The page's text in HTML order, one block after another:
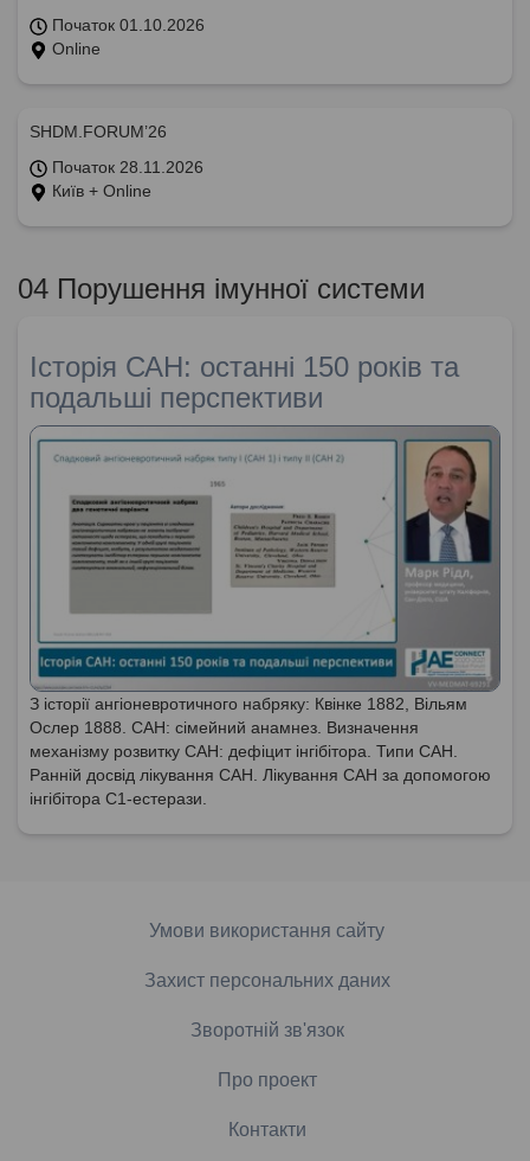
Початок 01.10.2026
Online
SHDM.FORUM’26
Початок 28.11.2026
Київ + Online
04 Порушення імунної системи
Історія САН: останні 150 років та
подальші перспективи
З історії ангіоневротичного набряку: Квінке 1882, Вільям
Ослер 1888. САН: сімейний анамнез. Визначення
механізму розвитку САН: дефіцит інгібітора. Типи САН.
Ранній досвід лікування САН. Лікування САН за допомогою
інгібітора С1-естерази.
Умови використання сайту
Захист персональних даних
Зворотній зв'язок
Про проект
Контакти